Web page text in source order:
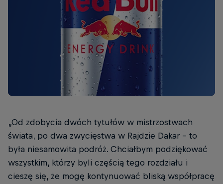
„Od zdobycia dwóch tytułów w mistrzostwach
świata, po dwa zwycięstwa w Rajdzie Dakar - to
była niesamowita podróż. Chciałbym podziękować
wszystkim, którzy byli częścią tego rozdziału i
cieszę się, że mogę kontynuować bliską współpracę